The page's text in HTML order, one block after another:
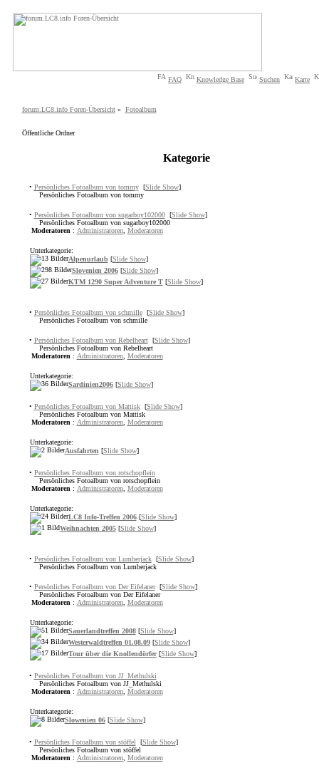
FAQ Knowledge Base Suchen Karte
forum.LC8.info Foren-Übersicht» Fotoalbum
Öffentliche Ordner
Kategorie
• Persönliches Fotoalbum von tommy [Slide Show]
Persönliches Fotoalbum von tommy
• Persönliches Fotoalbum von sugarboy102000 [Slide Show]
Persönliches Fotoalbum von sugarboy102000
Moderatoren : Administratoren, Moderatoren
Unterkategorie:
Alpenurlaub [Slide Show]
Slovenien 2006[Slide Show]
KTM 1290 Super Adventure T[Slide Show]
• Persönliches Fotoalbum von schmille [Slide Show]
Persönliches Fotoalbum von schmille
• Persönliches Fotoalbum von Rebelheart [Slide Show]
Persönliches Fotoalbum von Rebelheart
Moderatoren : Administratoren, Moderatoren
Unterkategorie:
Sardinien2006[Slide Show]
• Persönliches Fotoalbum von Mattisk [Slide Show]
Persönliches Fotoalbum von Mattisk
Moderatoren : Administratoren, Moderatoren
Unterkategorie:
Ausfahrten[Slide Show]
• Persönliches Fotoalbum von rotschopflein
Persönliches Fotoalbum von rotschopflein
Moderatoren : Administratoren, Moderatoren
Unterkategorie:
LC8 Info-Treffen 2006[Slide Show]
Weihnachten 2005[Slide Show]
• Persönliches Fotoalbum von Lumberjack [Slide Show]
Persönliches Fotoalbum von Lumberjack
• Persönliches Fotoalbum von Der Eifelaner [Slide Show]
Persönliches Fotoalbum von Der Eifelaner
Moderatoren : Administratoren, Moderatoren
Unterkategorie:
Sauerlandtreffen 2008[Slide Show]
Westerwaldtreffen 01.08.09[Slide Show]
Tour über die Knollendörfer[Slide Show]
• Persönliches Fotoalbum von JJ_Methulski
Persönliches Fotoalbum von JJ_Methulski
Moderatoren : Administratoren, Moderatoren
Unterkategorie:
Slowenien 06[Slide Show]
• Persönliches Fotoalbum von stöffel [Slide Show]
Persönliches Fotoalbum von stöffel
Moderatoren : Administratoren, Moderatoren